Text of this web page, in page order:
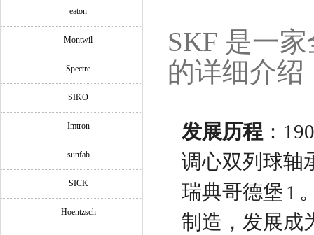
eaton
Montwil
Spectre
SIKO
Imtron
sunfab
SICK
Hoentzsch
SKF 是一
的详细介绍
发展历程 ：
调心双列球轴
瑞典哥德堡 1
制造，发展成